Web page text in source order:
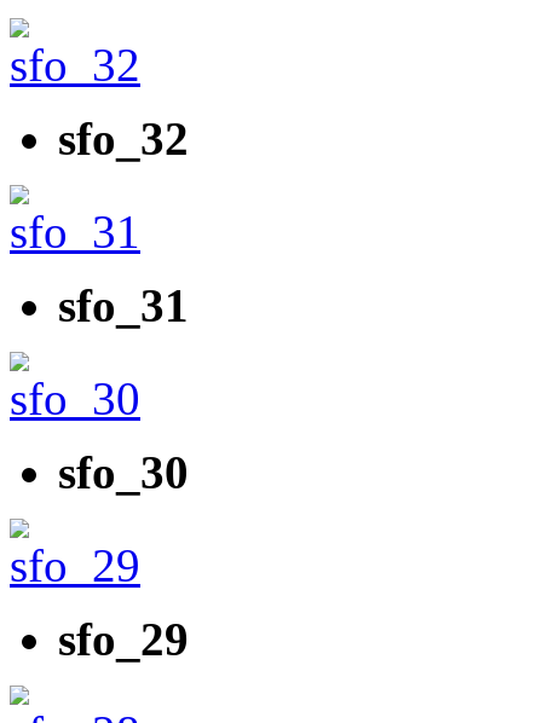
sfo_32
sfo_31
sfo_30
sfo_29